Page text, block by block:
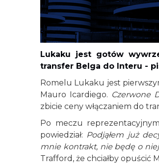
Lukaku jest gotów
transfer Belga do Interu -
Romelu Lukaku jest
Mauro Icardiego. Czerwone
zbicie ceny włączaniem do
Po meczu
powiedział: Podjąłem już
mnie kontrakt, nie będę o niej
Trafford, że chciałby opuścić